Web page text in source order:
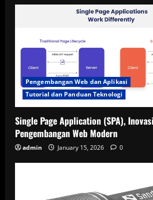
Pengembangan Web dan Aplikasi
Tutorial dan Panduan Teknologi
Single Page Application (SPA),
Pengembangan Web Modern
admin January 15, 2026 0